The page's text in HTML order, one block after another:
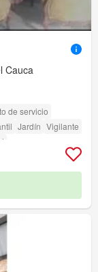
Cauca
de servicio
Jardín Vigilante